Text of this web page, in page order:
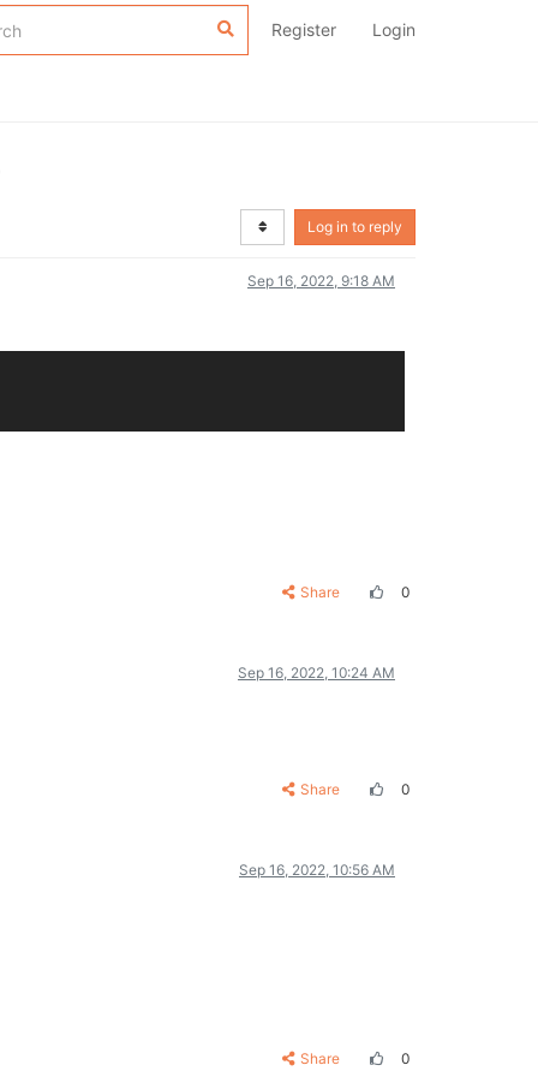
Register Login
Log in to reply
Sep 16, 2022, 9:18 AM
Share 0
Sep 16, 2022, 10:24 AM
Share 0
Sep 16, 2022, 10:56 AM
Share 0